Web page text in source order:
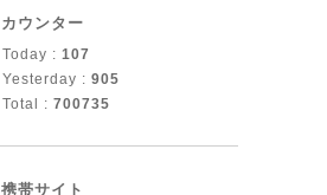
カウンター
Today : 107
Yesterday : 905
Total : 700735
携帯サイト